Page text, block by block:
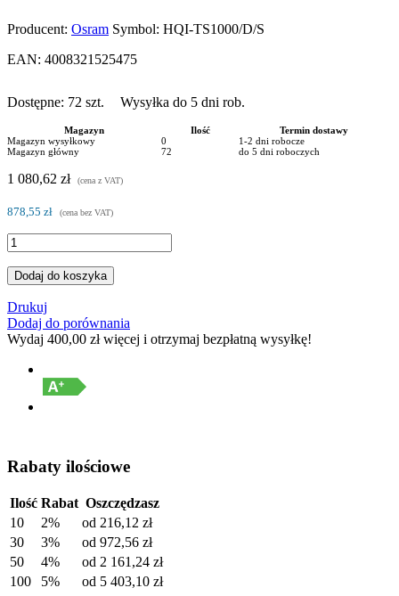
Producent: Osram Symbol: HQI-TS1000/D/S
EAN: 4008321525475
Dostępne: 72 szt. Wysyłka do 5 dni rob.
Magazyn Ilość
Termin dostawy
Magazyn wysyłkowy
0
1-2 dni robocze
Magazyn główny
72 do 5 dni roboczych
1 080,62 zł (cena z VAT)
878,55 zł (cena bez VAT)
Dodaj do koszyka
Drukuj
Dodaj do porównania
Wydaj 400,00 złwięcej i otrzymaj bezpłatną wysyłkę!
Rabaty ilościowe
Ilość Rabat Oszczędzasz
10
2% od 216,12 zł
30
3% od 972,56 zł
50
4% od 2 161,24 zł
100
5% od 5 403,10 zł